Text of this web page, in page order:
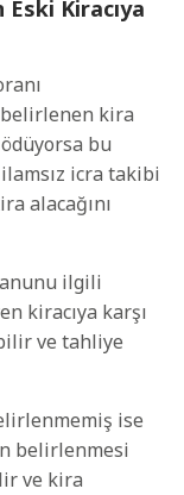
Eski Kiracıya
kira
bu
ilamsız icra takibi
alacağını
ilgili
kiracıya karşı
ve tahliye
ise
belirlenmesi
ve kira